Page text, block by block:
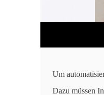
Um
Dazu müssen